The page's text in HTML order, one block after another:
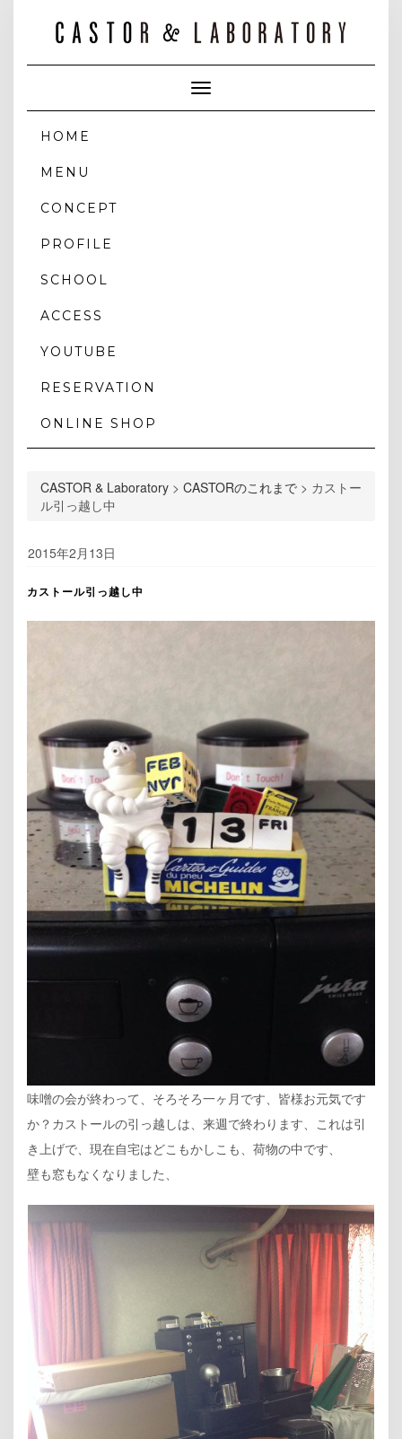
Toggle
Navigation
HOME
MENU
CONCEPT
PROFILE
SCHOOL
ACCESS
YOUTUBE
RESERVATION
ONLINE SHOP
CASTOR & Laboratory > CASTORのこれまで > カストー
ル引っ越し中
2015年2月13日
カストール引っ越し中
味噌の会が終わって、そろそろ一ヶ月です、皆様お元気です
か？カストールの引っ越しは、来週で終わります、これは引
き上げで、現在自宅はどこもかしこも、荷物の中です、
壁も窓もなくなりました、